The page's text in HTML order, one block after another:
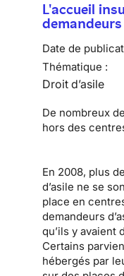
L'accueil
Date de
Thématique :
Droit d’asile
De nombreux
hors des
En 2008, plus
d’asile ne se
place en
demandeurs
qu’ils y avaient
Certains
hébergés par